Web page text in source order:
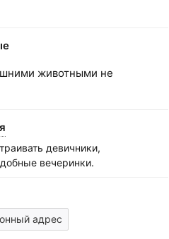
животными не
девичники,
вечеринки.
адрес